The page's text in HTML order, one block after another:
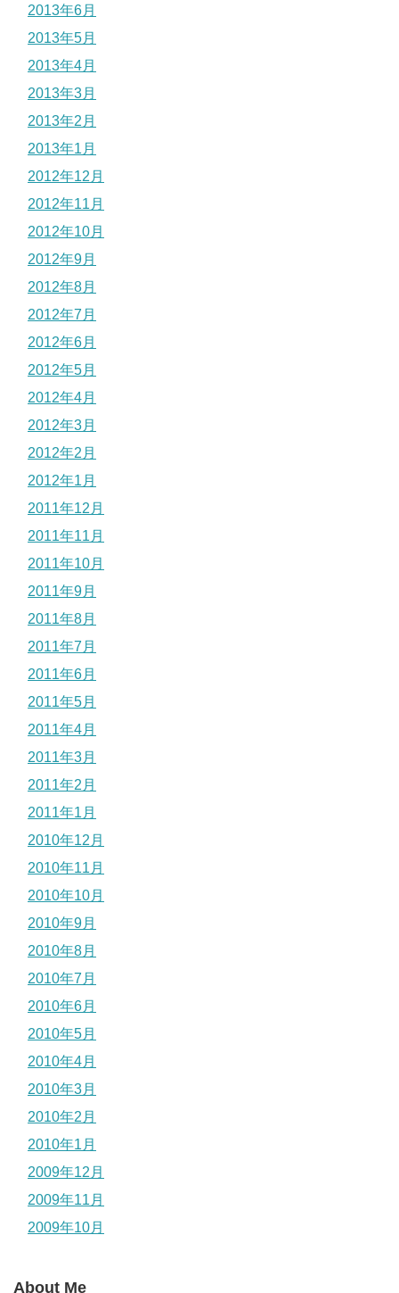
2013年6月
2013年5月
2013年4月
2013年3月
2013年2月
2013年1月
2012年12月
2012年11月
2012年10月
2012年9月
2012年8月
2012年7月
2012年6月
2012年5月
2012年4月
2012年3月
2012年2月
2012年1月
2011年12月
2011年11月
2011年10月
2011年9月
2011年8月
2011年7月
2011年6月
2011年5月
2011年4月
2011年3月
2011年2月
2011年1月
2010年12月
2010年11月
2010年10月
2010年9月
2010年8月
2010年7月
2010年6月
2010年5月
2010年4月
2010年3月
2010年2月
2010年1月
2009年12月
2009年11月
2009年10月
About Me